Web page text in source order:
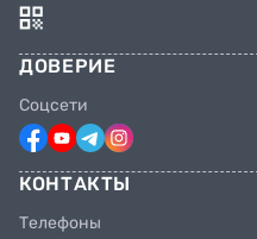
ДОВЕРИЕ
Соцсети
КОНТАКТЫ
Телефоны